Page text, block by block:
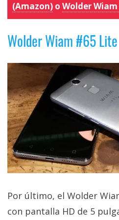
(Amazon) o Wolder
Wolder Wiam #65 Lite
Por último, el Wolder
con pantalla HD de 5